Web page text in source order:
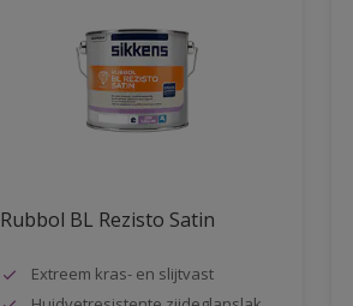
Rubbol BL Rezisto Satin
Extreem kras- en slijtvast